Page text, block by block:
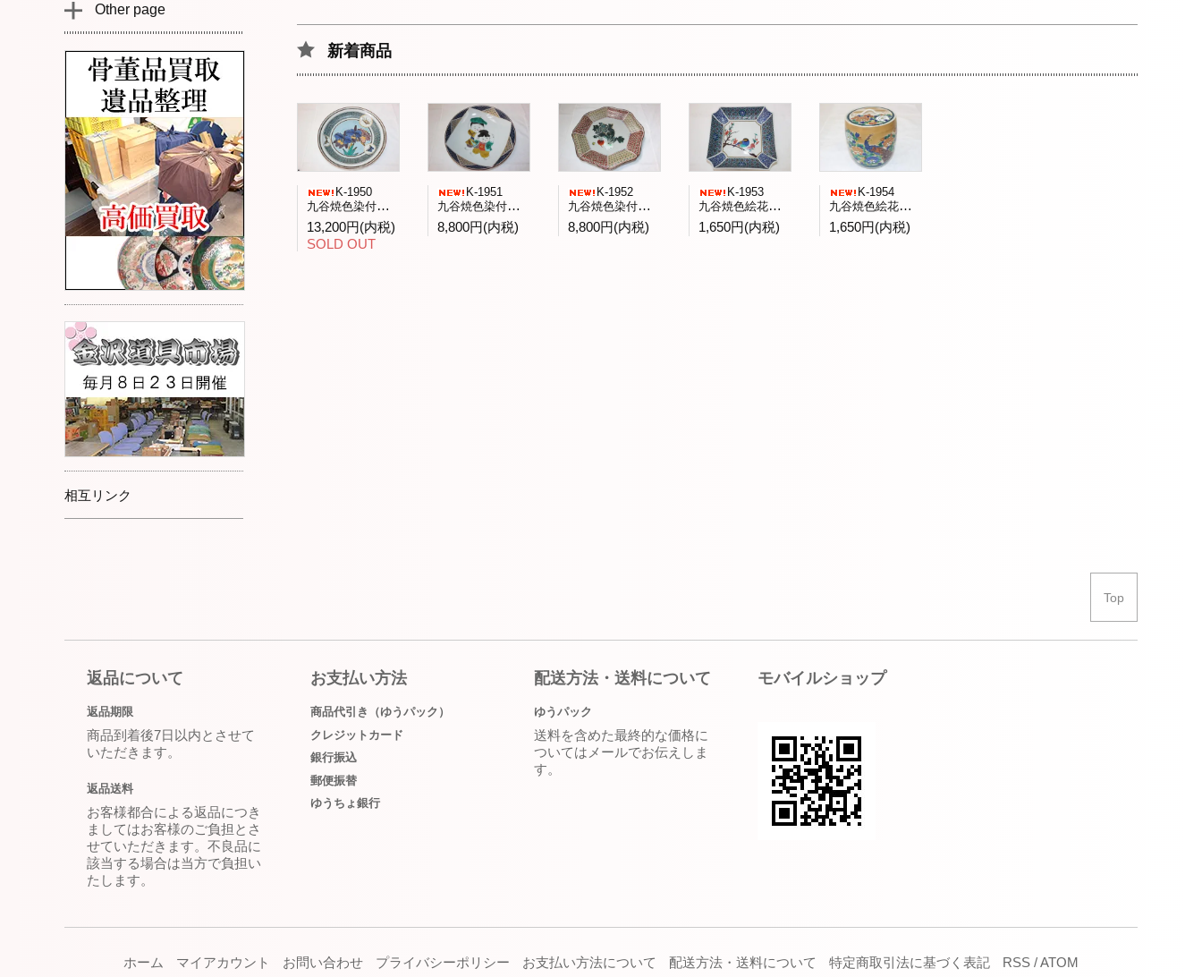
新着商品
K-1950
九谷焼色染付「花と昆虫」飾皿九谷人気作家武腰潤作
13,200円(内税)
SOLD OUT
K-1951
九谷焼色染付童子文飾皿 庄三洞四代日展会友武腰昭一郎作
8,800円(内税)
K-1952
九谷焼色染付蕪文八角台鉢九谷展出品作 一水会森一正作
8,800円(内税)
K-1953
九谷焼色絵花鳥文菓子鉢 九谷青郊窯造
1,650円(内税)
K-1954
九谷焼色絵花鳥文水指全二客バラ売 九谷陶竜窯造
1,650円(内税)
Other page
相互リンク
Top
返品について
返品期限
商品到着後7日以内とさせて
いただきます。
返品送料
お客様都合による返品につき
ましてはお客様のご負担とさ
せていただきます。不良品に
該当する場合は当方で負担い
たします。
お支払い方法
商品代引き（ゆうパック）
クレジットカード
銀行振込
郵便振替
ゆうちょ銀行
配送方法・送料について
ゆうパック
送料を含めた最終的な価格に
ついてはメールでお伝えしま
す。
モバイルショップ
ホーム マイアカウント お問い合わせ プライバシーポリシー お支払い方法について 配送方法・送料について 特定商取引法に基づく表記 RSS /ATOM